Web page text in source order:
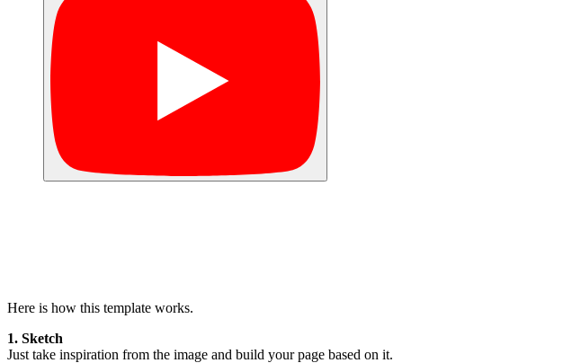
Here is how this template works.
1. Sketch
Just take inspiration from the image and build your page based on it.